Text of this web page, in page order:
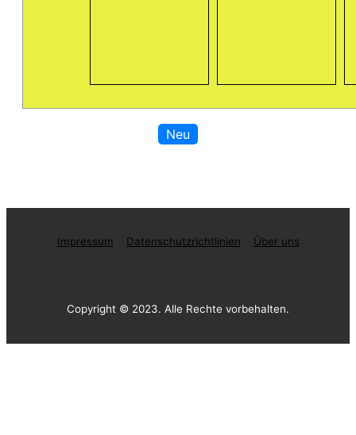
Neu
Impressum Datenschutzrichtlinien Über uns
Copyright © 2023. Alle Rechte vorbehalten.